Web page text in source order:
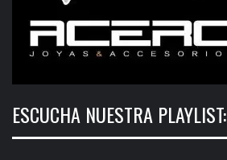
ESCUCHA NUESTRA PLAYLIST: